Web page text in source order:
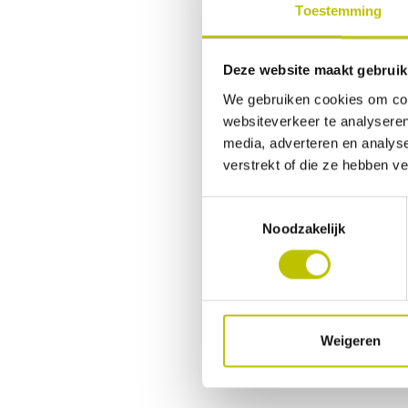
Toestemming
Deze website maakt
We gebruiken cookies om
websiteverkeer te
media, adverteren en
verstrekt of die ze hebben
Noodzakelijk
Weigeren
Ogen
Een vaak
zeker geen
of dat je
de
ziet.
Luister
De meest
schoenen
schoen
Met een
je